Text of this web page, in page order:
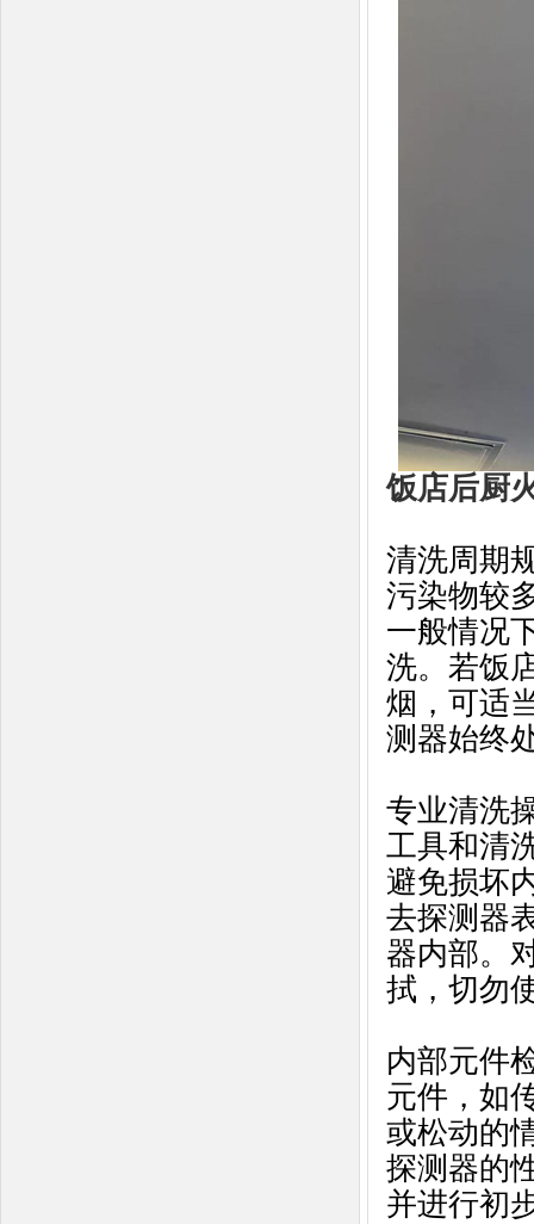
饭店后厨
清洗周期
污染物较
一般情况
洗。若饭
烟，可适
测器始终
专业清洗
工具和清
避免损坏
去探测器
器内部。
拭，切勿
内部元件
元件，如
或松动的
探测器的
并进行初